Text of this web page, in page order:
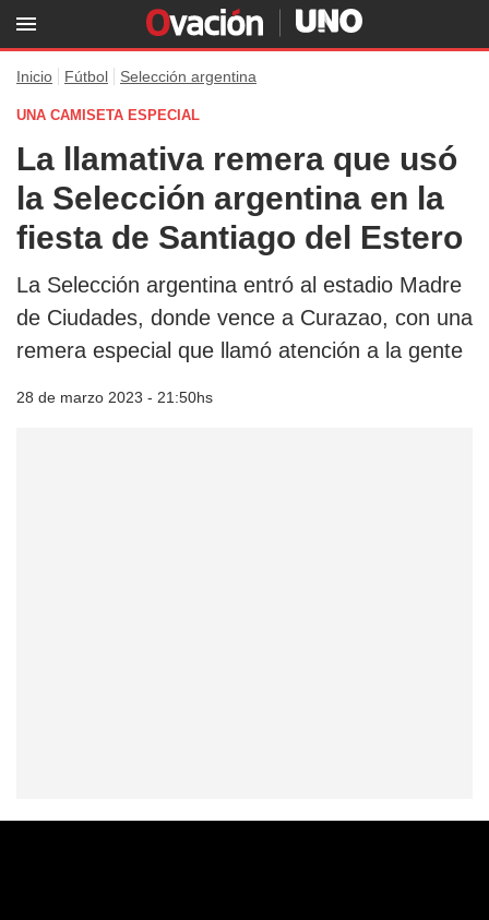
Inicio Fútbol Selección argentina
UNA CAMISETA ESPECIAL
La llamativa remera que usó
la Selección argentina en la
fiesta de Santiago del Estero
La Selección argentina entró al estadio Madre
de Ciudades, donde vence a Curazao, con una
remera especial que llamó atención a la gente
28 de marzo 2023 - 21:50hs